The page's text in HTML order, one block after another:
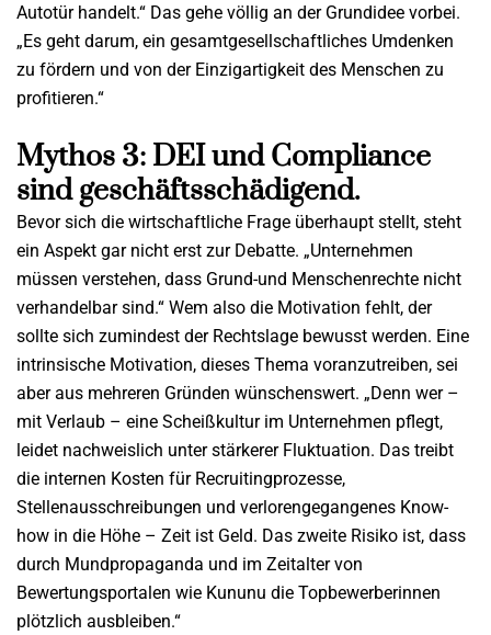
Autotür handelt.“ Das gehe völlig an der Grundidee vorbei.
„Es geht darum, ein gesamtgesellschaftliches Umdenken
zu fördern und von der Einzigartigkeit des Menschen zu
profitieren.“
Mythos 3: DEI und Compliance
sind geschäftsschädigend.
Bevor sich die wirtschaftliche Frage überhaupt stellt, steht
ein Aspekt gar nicht erst zur Debatte. „Unternehmen
müssen verstehen, dass Grund-und Menschenrechte nicht
verhandelbar sind.“ Wem also die Motivation fehlt, der
sollte sich zumindest der Rechtslage bewusst werden. Eine
intrinsische Motivation, dieses Thema voranzutreiben, sei
aber aus mehreren Gründen wünschenswert. „Denn wer –
mit Verlaub – eine Scheißkultur im Unternehmen pflegt,
leidet nachweislich unter stärkerer Fluktuation. Das treibt
die internen Kosten für Recruitingprozesse,
Stellenausschreibungen und verlorengegangenes Know-
how in die Höhe – Zeit ist Geld. Das zweite Risiko ist, dass
durch Mundpropaganda und im Zeitalter von
Bewertungsportalen wie Kununu die Topbewerberinnen
plötzlich ausbleiben.“